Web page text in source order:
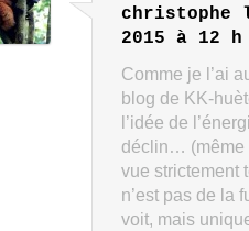
christophe
2015 à 12 h
Comme je l’ai
blog de KK-
l’idée de
déclin… (même
vue strictement
n’est pas de la
voit, mais